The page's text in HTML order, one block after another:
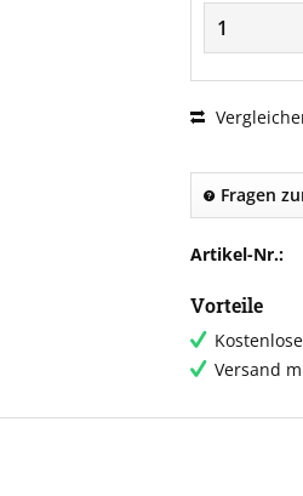
Fragen
Artikel-Nr.:
Vorteile
Versand